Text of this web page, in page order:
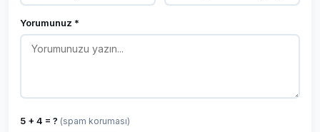
Yorumunuz *
5 + 4 = ? (spam koruması)